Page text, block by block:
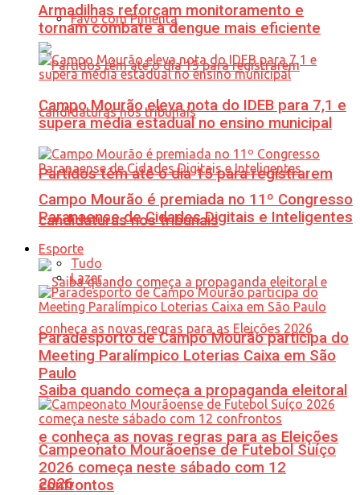
Favo com Pimenta
Partidos têm até o dia 15 para registrarem
candidaturas nos tribunais
Saiba quando começa a propaganda eleitoral
e conheça as novas regras para as Eleições
2026
Armadilhas reforçam monitoramento e
tornam combate à dengue mais eficiente
Campo Mourão eleva nota do IDEB para 7,1 e
supera média estadual no ensino municipal
Campo Mourão é premiada no 11º Congresso
Paranaense de Cidades Digitais e Inteligentes
Esporte
Tudo
Lazer
Paradesporto de Campo Mourão participa do
Meeting Paralímpico Loterias Caixa em São
Paulo
Campeonato Mourãoense de Futebol Suíço
2026 começa neste sábado com 12
confrontos